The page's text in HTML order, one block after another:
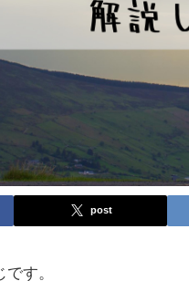
post
す。